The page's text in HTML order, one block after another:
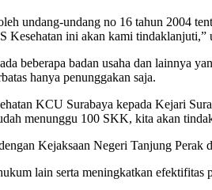
undang-undang no 16 tahun 2004
Kesehatan ini akan kami tindaklanjuti,”
beberapa badan usaha dan lainnya
hanya penunggakan saja.
KCU Surabaya kepada Kejari
menunggu 100 SKK, kita akan
Kejaksaan Negeri Tanjung Perak
lain serta meningkatkan efektifitas